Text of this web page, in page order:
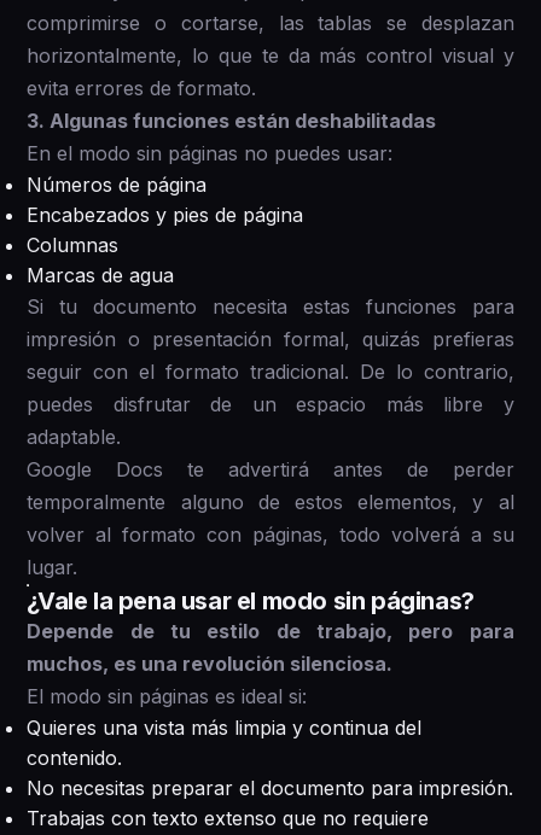
comprimirse o cortarse, las tablas se desplazan
horizontalmente, lo que te da más control visual y
evita errores de formato.
3. Algunas funciones están deshabilitadas
En el modo sin páginas no puedes usar:
Números de página
Encabezados y pies de página
Columnas
Marcas de agua
Si tu documento necesita estas funciones para
impresión o presentación formal, quizás prefieras
seguir con el formato tradicional. De lo contrario,
puedes disfrutar de un espacio más libre y
adaptable.
Google Docs te advertirá antes de perder
temporalmente alguno de estos elementos, y al
volver al formato con páginas, todo volverá a su
lugar.
¿Vale la pena usar el modo sin páginas?
Depende de tu estilo de trabajo, pero para
muchos, es una revolución silenciosa.
El modo sin páginas es ideal si:
Quieres una vista más limpia y continua del
contenido.
No necesitas preparar el documento para impresión.
Trabajas con texto extenso que no requiere